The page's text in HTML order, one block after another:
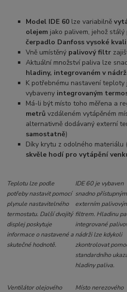
Model IDE 60 lze variabilně
olejem jako palivem, jehož
čerpadlo Danfoss vysoké
Vně umístěný palivový filtr
Aktuální množství paliva lze
hladiny, integrovaném v
K potřebnému nastavení teploty
vybaveny integrovaným
Má-li být místo toho měřena a
metrů vzdáleném vytápěném
alternativně dodávaný externí
samostatně)
Díky krytu z odolného materiálu (
skvěle hodí pro vytápění
Teplotu lze podle
potřeby nastavit pomocí
plynule nastavitelného
termostatu. Další dvojitý
displej poskytuje
informace o nastavené a
skutečné hodnotě.
IDE 60 je vybaven
snadno přístupným
externím
filtrem. Hladinu
integrované
nádrži lze kdykoli
zkontrolovat
standardního
hladiny paliva.
Ventilátor olejového
Místo nerezového